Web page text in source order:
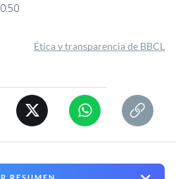
Ética y transparencia de BBCL